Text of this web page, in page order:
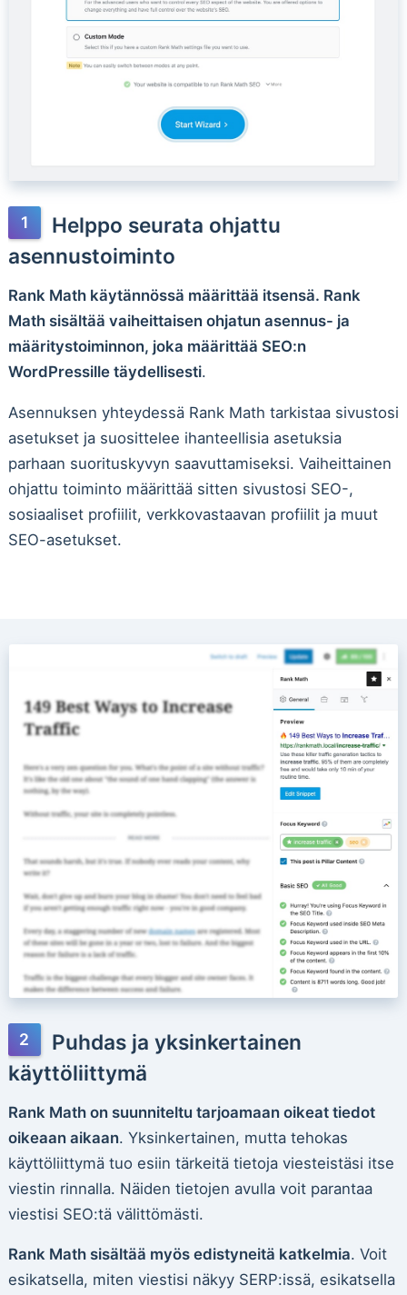
Helppo seurata ohjattu
asennustoiminto
Rank Math käytännössä määrittää itsensä. Rank
Math sisältää vaiheittaisen ohjatun asennus- ja
määritystoiminnon, joka määrittää SEO:n
WordPressille täydellisesti.
Asennuksen yhteydessä Rank Math tarkistaa sivustosi
asetukset ja suosittelee ihanteellisia asetuksia
parhaan suorituskyvyn saavuttamiseksi. Vaiheittainen
ohjattu toiminto määrittää sitten sivustosi SEO-,
sosiaaliset profiilit, verkkovastaavan profiilit ja muut
SEO-asetukset.
Puhdas ja yksinkertainen
käyttöliittymä
Rank Math on suunniteltu tarjoamaan oikeat tiedot
oikeaan aikaan. Yksinkertainen, mutta tehokas
käyttöliittymä tuo esiin tärkeitä tietoja viesteistäsi itse
viestin rinnalla. Näiden tietojen avulla voit parantaa
viestisi SEO:tä välittömästi.
Rank Math sisältää myös edistyneitä katkelmia. Voit
esikatsella, miten viestisi näkyy SERP:issä, esikatsella